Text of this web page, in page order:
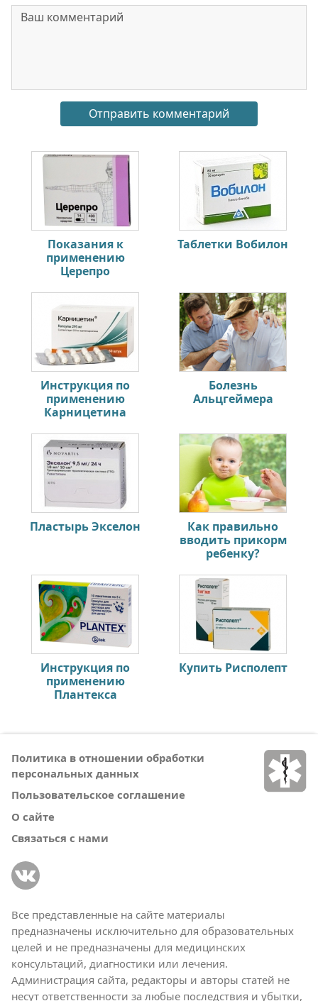
Показания к
применению
Церепро
Таблетки Вобилон
Инструкция по
применению
Карницетина
Болезнь
Альцгеймера
Пластырь Экселон
Как правильно
вводить прикорм
ребенку?
Инструкция по
применению
Плантекса
Купить Рисполепт
Политика в отношении обработки
персональных данных
Пользовательское соглашение
О сайте
Связаться с нами
Все представленные на сайте материалы
предназначены исключительно для образовательных
целей и не предназначены для медицинских
консультаций, диагностики или лечения.
Администрация сайта, редакторы и авторы статей не
несут ответственности за любые последствия и убытки,